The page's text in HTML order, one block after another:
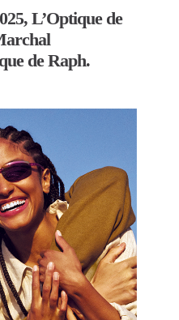
L’Optique de
de Raph.